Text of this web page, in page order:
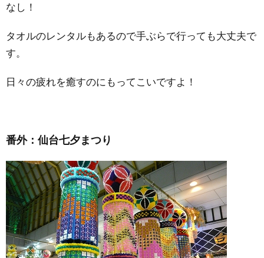
なし！
タオルのレンタルもあるので手ぶらで行っても大丈夫で
す。
日々の疲れを癒すのにもってこいですよ！
番外：仙台七夕まつり